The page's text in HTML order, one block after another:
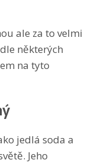
ale za to velmi
některých
na tyto
jedlá soda a
Jeho